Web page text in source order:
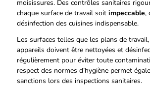
moisissures. Des contrôles sanitaires
chaque surface de travail soit impeccable,
désinfection des cuisines indispensable.
Les surfaces telles que les plans de
appareils doivent être nettoyées et
régulièrement pour éviter toute
respect des normes d’hygiène permet
sanctions lors des inspections sanitaires.